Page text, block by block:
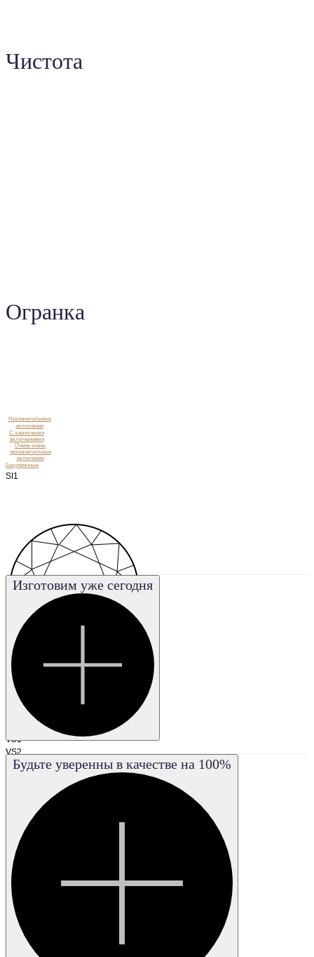
Чистота
Незначительные
включения
C заметными
включениями
Очень очень
незначительные
включения
Безупречные
SI1
незначительные
SI2
VS1
VS2
VVS1
Огранка
Изготовим уже сегодня
,
Будьте уверенны в качестве на 100%